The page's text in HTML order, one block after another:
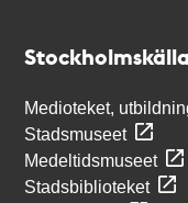
Medioteket,
Stadsmuseet
Medeltidsmuseet
Stadsbiblioteket